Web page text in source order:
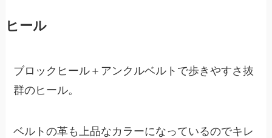
ヒール
ブロックヒール＋アンクルベルトで歩きやすさ抜
群のヒール。
ベルトの革も上品なカラーになっているのでキレ